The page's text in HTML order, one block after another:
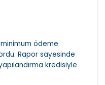
ödeme
Rapor sayesinde
kredisiyle